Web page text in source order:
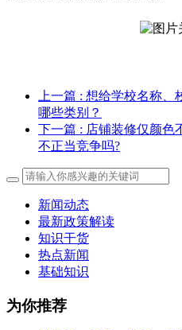
上一篇 : 想给学校名称、
哪些类别？
下一篇 : 店铺装修仅颜色
不正当竞争吗?
新闻动态
最新政策解读
知识干货
热点新闻
基础知识
为你推荐